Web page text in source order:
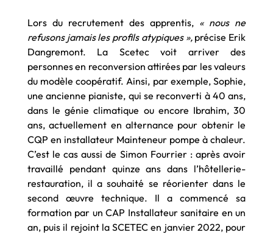
Lors du recrutement des apprentis, « nous ne
refusons jamais les profils atypiques »,précise Erik
Dangremont. La Scetec voit arriver des
personnes en reconversion attirées par les valeurs
du modèle coopératif. Ainsi, par exemple, Sophie,
une ancienne pianiste, qui se reconverti à 40 ans,
dans le génie climatique ou encore Ibrahim, 30
ans, actuellement en alternance pour obtenir le
CQP en installateur Mainteneur pompe à chaleur.
C’est le cas aussi de Simon Fourrier : après avoir
travaillé pendant quinze ans dans l’hôtellerie-
restauration, il a souhaité se réorienter dans le
second œuvre technique. Il a commencé sa
formation par un CAP Installateur sanitaire en un
an, puis il rejoint la SCETEC en janvier 2022, pour